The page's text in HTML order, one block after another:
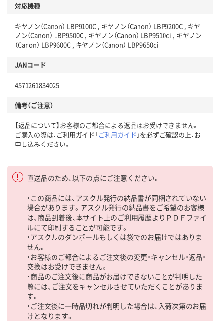
対応機種
キヤノン（Canon） LBP9100C , キヤノン（Canon） LBP9200C , キヤ
ノン（Canon） LBP9500C , キヤノン（Canon） LBP9510ci , キヤノン
（Canon） LBP9600C , キヤノン（Canon） LBP9650ci
JANコード
4571261834025
備考（ご注意）
【返品について】お客様のご都合による返品はお受けできません。
ご購入の際は、ご利用ガイド「ご利用ガイド 」を必ずご確認の上、お
申し込みください。
直送品のため、以下の点にご注意ください。
・この商品には、アスクル発行の納品書が同梱されていない
場合があります。アスクル発行の納品書をご希望のお客様
は、商品到着後、本サイト上のご利用履歴よりＰＤＦファイ
ルにて印刷することが可能です。
・アスクルのダンボールもしくは袋でのお届けではありま
せん。
・お客様のご都合によるご注文後の変更・キャンセル・返品・
交換はお受けできません。
・商品のご注文後に商品がお届けできないことが判明した
際には、ご注文をキャンセルさせていただくことがありま
す。
・ご注文後に一時品切れが判明した場合は、入荷次第のお届
けとなります。